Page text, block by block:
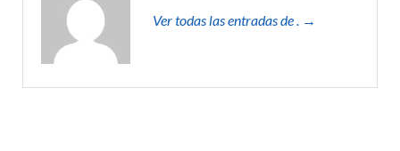
Ver todas las entradas de . →